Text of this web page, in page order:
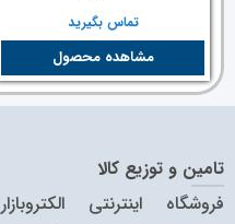
تماس بگیرید
مشاهده محصول
تامین و توزیع کالا
فروشگاه اینترنتی الکتروبازار